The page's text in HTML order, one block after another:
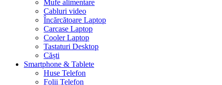
Mufe alimentare
Cabluri video
Încărcătoare Laptop
Carcase Laptop
Cooler Laptop
Tastaturi Desktop
Căști
Smartphone & Tablete
Huse Telefon
Folii Telefon